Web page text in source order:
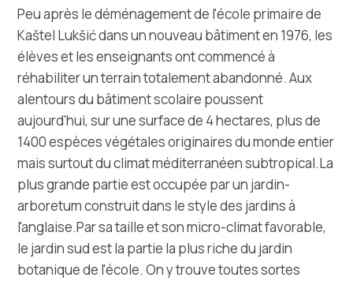
fr
+385 21 227 933
info@kastela-info.hr
Villa Nika, Kamberovo šetalište 30,
21216 Kaštel Stari, Hrvatska
Les directions
Peu après le déménagement de l'école primaire de
Kaštel Lukšić dans un nouveau bâtiment en 1976, les
élèves et les enseignants ont commencé à
réhabiliter un terrain totalement abandonné. Aux
alentours du bâtiment scolaire poussent
aujourd'hui, sur une surface de 4 hectares, plus de
1400 espèces végétales originaires du monde entier
mais surtout du climat méditerranéen subtropical.La
plus grande partie est occupée par un jardin-
arboretum construit dans le style des jardins à
l'anglaise.Par sa taille et son micro-climat favorable,
le jardin sud est la partie la plus riche du jardin
botanique de l'école. On y trouve toutes sortes